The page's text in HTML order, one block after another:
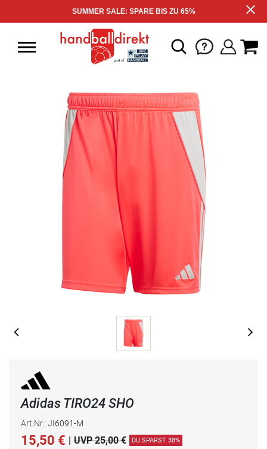
SUMMER SALE: SPARE BIS ZU 65%
Adidas TIRO24 SHO
Art.Nr.: JI6091-M
15,50 € | UVP 25,00 € DU SPARST 38%